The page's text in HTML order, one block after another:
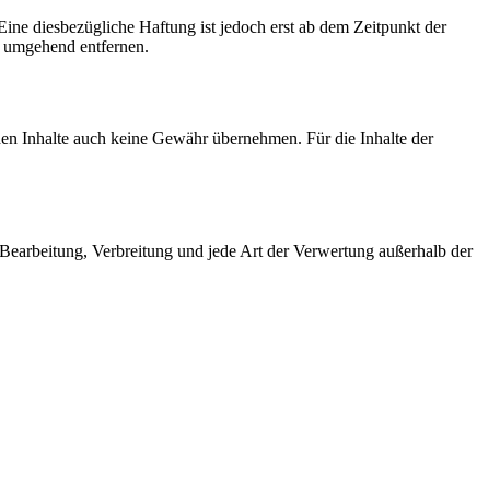
diesbezügliche Haftung ist jedoch erst ab dem Zeitpunkt der
entfernen.
Inhalte auch keine Gewähr übernehmen. Für die Inhalte der
Verbreitung und jede Art der Verwertung außerhalb der